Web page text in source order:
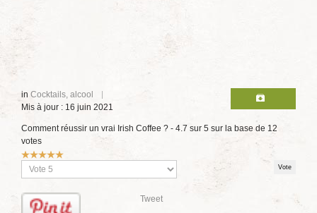
in Cocktails, alcool
Mis à jour : 16 juin 2021
Comment réussir un vrai Irish Coffee ? - 4.7 sur 5 sur la base de 12
votes
Vote
utilisateur:
Veuillez
voter
Tweet